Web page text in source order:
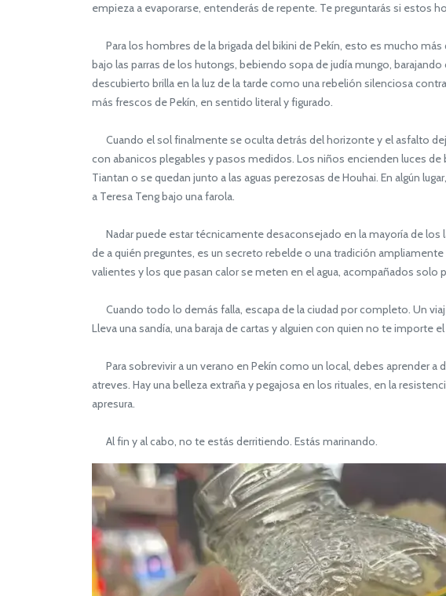
empieza a evaporarse, entenderás de repente. Te preguntarás si
Para los hombres de la brigada del bikini de Pekín, esto es mucho
bajo las parras de los hutongs, bebiendo sopa de judía mungo,
descubierto brilla en la luz de la tarde como una rebelión silenciosa
más frescos de Pekín, en sentido literal y figurado.
Cuando el sol finalmente se oculta detrás del horizonte y el asfalto
con abanicos plegables y pasos medidos. Los niños encienden luces
Tiantan o se quedan junto a las aguas perezosas de Houhai. En algún
a Teresa Teng bajo una farola.
Nadar puede estar técnicamente desaconsejado en la mayoría de
de a quién preguntes, es un secreto rebelde o una tradición
valientes y los que pasan calor se meten en el agua, acompañados solo
Cuando todo lo demás falla, escapa de la ciudad por completo. Un
Lleva una sandía, una baraja de cartas y alguien con quien no te importe
Para sobrevivir a un verano en Pekín como un local, debes aprender a
atreves. Hay una belleza extraña y pegajosa en los rituales, en la
apresura.
Al fin y al cabo, no te estás derritiendo. Estás marinando.